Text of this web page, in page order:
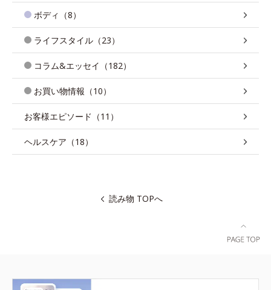
ボディ（8）
ライフスタイル（23）
コラム&エッセイ（182）
お買い物情報（10）
お客様エピソード（11）
ヘルスケア（18）
読み物 TOPへ